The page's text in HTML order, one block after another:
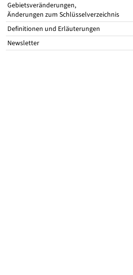
Gebietsveränderungen,
Änderungen zum Schlüsselverzeichnis
Definitionen und Erläuterungen
Newsletter